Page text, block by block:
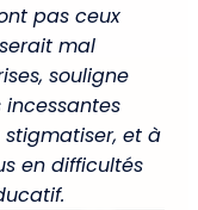
pas ceux
mal
souligne
incessantes
et à
en difficultés